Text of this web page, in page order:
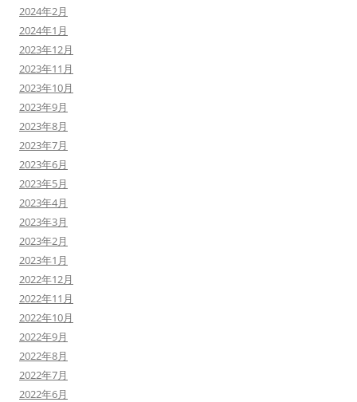
2024年2月
2024年1月
2023年12月
2023年11月
2023年10月
2023年9月
2023年8月
2023年7月
2023年6月
2023年5月
2023年4月
2023年3月
2023年2月
2023年1月
2022年12月
2022年11月
2022年10月
2022年9月
2022年8月
2022年7月
2022年6月